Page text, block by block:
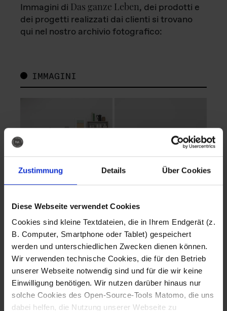
Zustimmung Details Über Cookies
Diese Webseite verwendet Cookies
Cookies sind kleine Textdateien, die in Ihrem Endgerät (z.
B. Computer, Smartphone oder Tablet) gespeichert
werden und unterschiedlichen Zwecken dienen können.
Wir verwenden technische Cookies, die für den Betrieb
unserer Webseite notwendig sind und für die wir keine
Einwilligung benötigen. Wir nutzen darüber hinaus nur
solche Cookies des Open-Source-Tools Matomo, die uns
dabei helfen, die Nutzung unserer Webseite zu
Immagini di Das ganze Leben, dei prodotti e
dei progetti realizzati dai clienti si trovano
qui nel nostro archivio fotografico:
IMMAGINI
Fotografo: Lorenz
Sternbach
Download
Fotografo: Lorenz
Sternbach
Download